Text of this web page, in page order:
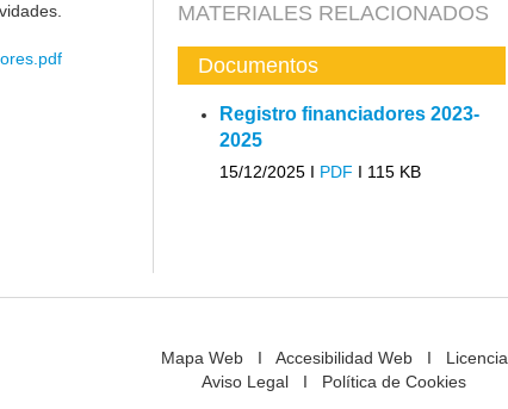
MATERIALES RELACIONADOS
Documentos
Registro financiadores 2023-
2025
15/12/2025 I PDF I 115 KB
Mapa WebI Accesibilidad WebI Licencia
Aviso Legal I Política de Cookies